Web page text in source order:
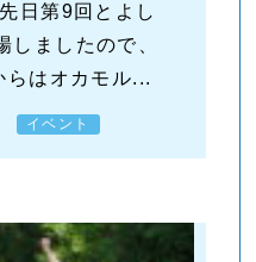
日第9回とよし
しましたので、
らはオカモル...
イベント